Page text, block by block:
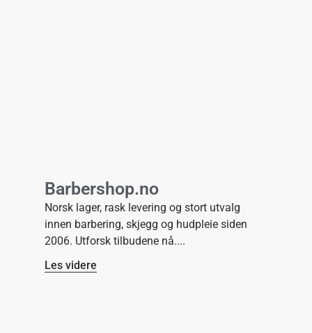
Barbershop.no
Norsk lager, rask levering og stort utvalg
innen barbering, skjegg og hudpleie siden
2006. Utforsk tilbudene nå.
Les videre